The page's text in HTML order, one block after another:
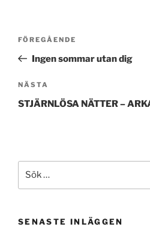
Inläggsnavigering
Föregående
inlägg
FÖREGÅENDE
Ingen sommar utan dig
Nästa
inlägg
NÄSTA
STJÄRNLÖSA NÄTTER –
efter:
SENASTE INLÄGGEN